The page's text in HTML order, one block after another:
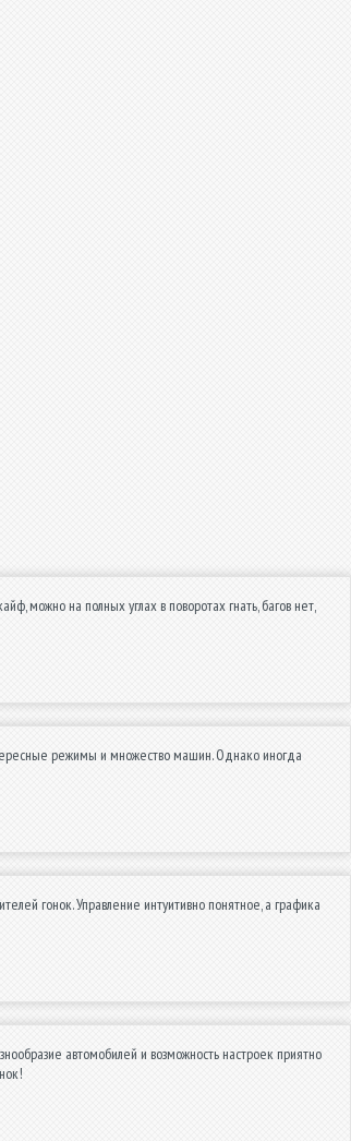
можно на полных углах в поворотах гнать, багов нет,
режимы и множество машин. Однако иногда
гонок. Управление интуитивно понятное, а графика
автомобилей и возможность настроек приятно